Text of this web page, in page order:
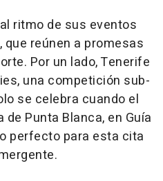
ritmo de sus eventos
reúnen a promesas
Por un lado, Tenerife
una competición sub-
se celebra cuando el
Punta Blanca, en Guía
perfecto para esta cita